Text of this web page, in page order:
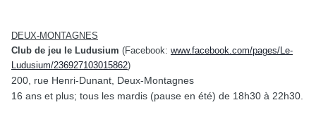
DEUX-MONTAGNES
Club de jeu le Ludusium (Facebook: www.facebook.com/pages/Le-
Ludusium/236927103015862)
200, rue Henri-Dunant, Deux-Montagnes
16 ans et plus; tous les mardis (pause en été) de 18h30 à 22h30.